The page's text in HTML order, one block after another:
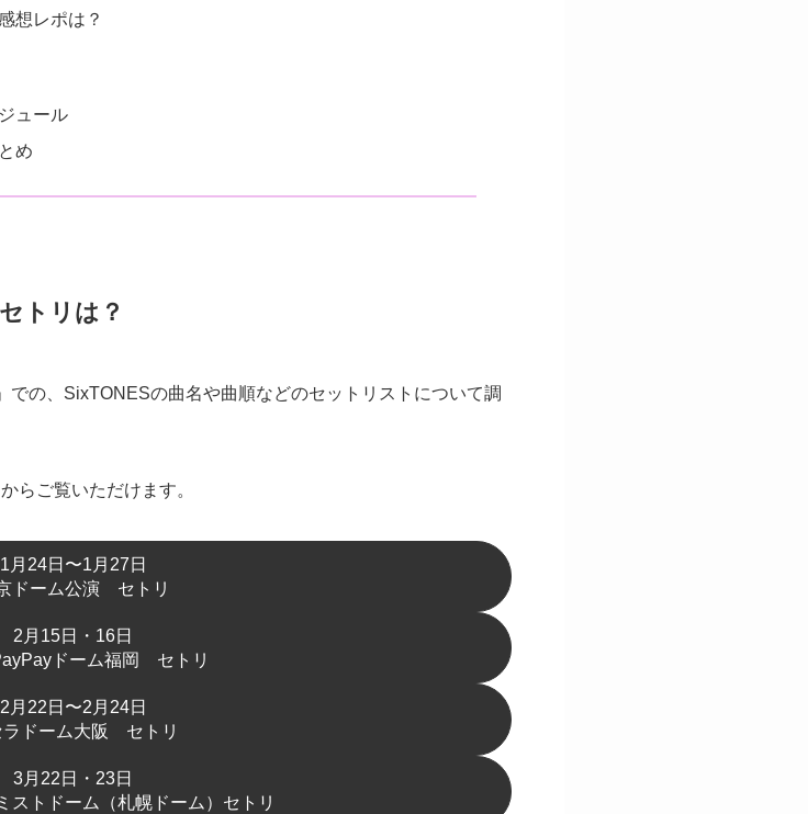
想レポは？
ュール
め
トリは？
の、SixTONESの曲名や曲順などのセットリストについて調
からご覧いただけます。
1月24日〜1月27日
ドーム公演 セトリ
2月15日・16日
ドーム福岡 セトリ
2月22日〜2月24日
ラドーム大阪 セトリ
3月22日・23日
ストドーム（札幌ドーム）セトリ